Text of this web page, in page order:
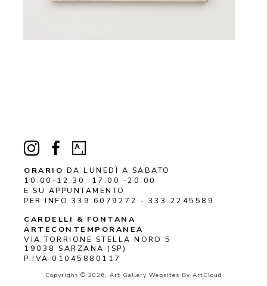
ORARIO DA LUNEDÌ A SABATO
10.00-12.30 17.00 -20.00
E SU APPUNTAMENTO
PER INFO 339 6079272 - 333 2245589
CARDELLI & FONTANA
ARTECONTEMPORANEA
VIA TORRIONE STELLA NORD 5
19038 SARZANA (SP)
P.IVA 01045880117
Copyright © 2026, Art Gallery Websites By ArtCloud